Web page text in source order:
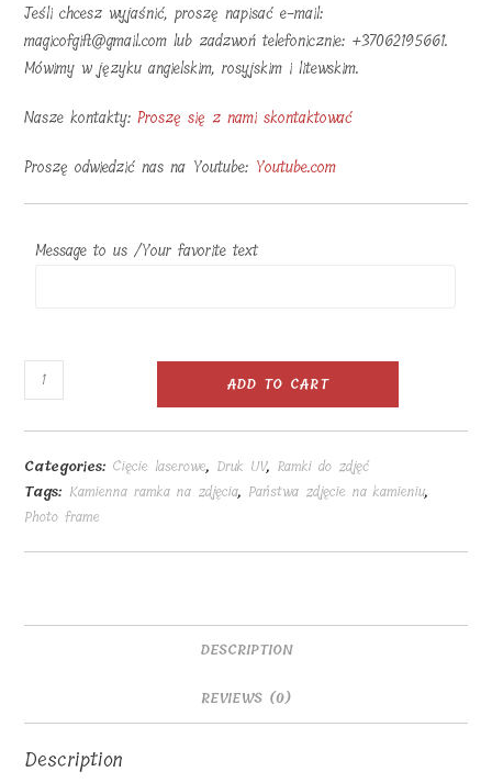
Jeśli chcesz wyjaśnić, proszę napisać e-mail:
magicofgift@gmail.com lub zadzwoń telefonicznie: +37062195661.
Mówimy w języku angielskim, rosyjskim i litewskim.
Nasze kontakty:Proszę się z nami skontaktować
Proszę odwiedzić nas na Youtube: Youtube.com
Message to us /Your favorite text
Kamienna
ramka
na
zdjęcia
28x28x1
quantity
ADD TO CART
Categories:Cięcie laserowe, Druk UV, Ramki do zdjęć
Tags: Kamienna ramka na zdjęcia, Państwa zdjęcie na kamieniu,
Photo frame
DESCRIPTION
REVIEWS (0)
Description